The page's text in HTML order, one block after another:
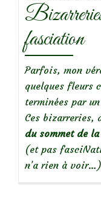
fasciation
Parfois, mon
quelques fleurs
terminées par
Ces bizarreries,
du sommet de
(et pas
n’a rien à voir…)